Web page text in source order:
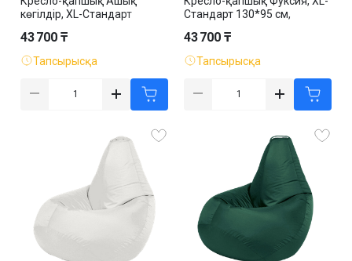
көгілдір, XL-Стандарт
алынбалы қап
43 700 ₸
Тапсырысқа
Стандарт 130*95 см,
43 700 ₸
Тапсырысқа